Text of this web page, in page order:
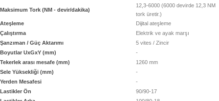
Maksimum Tork (NM - devir/dakika)
12,3-6000 (6000 devirde 12,3 NM
tork üretir.)
Ateşleme
Dijital ateşleme
Çalıştırma
Elektrik ve ayak marşı
Şanzıman / Güç Aktarımı
5 vites / Zincir
Boyutlar UxGxY (mm)
-
Tekerlek arası mesafe (mm)
1260 mm
Sele Yüksekliği (mm)
-
Yerden Mesafesi
-
Lastikler Ön
90/90-17